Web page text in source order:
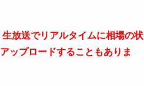
放送でリアルタイムに相場の状
ップロードすることもありま